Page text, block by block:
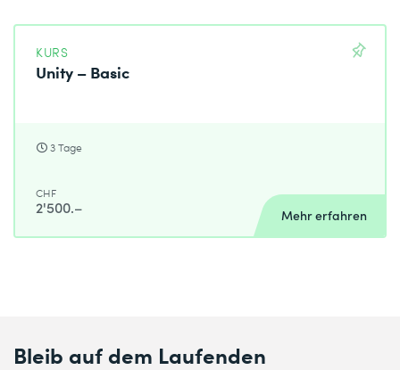
KURS
Unity – Basic
3 Tage
CHF
2'500.– Mehr erfahren
Bleib auf dem Laufenden